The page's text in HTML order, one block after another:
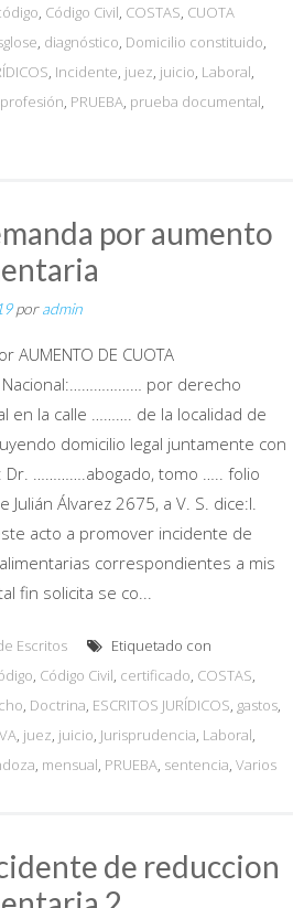
, Código Civil, COSTAS, CUOTA
, diagnóstico, Domicilio constituido,
, Incidente, juez, juicio, Laboral,
profesión, PRUEBA, prueba documental,
por aumento
poradmin
AUMENTO DE CUOTA
Nacional:……………… por derecho
en la calle ………. de la localidad de
domicilio legal juntamente con
Dr. ………….abogado, tomo ….. folio
Julián Álvarez 2675, a V. S. dice:I.
acto a promover incidente de
correspondientes a mis
fin solicita se co...
Escritos
Etiquetado con
, Código Civil, certificado, COSTAS,
, Doctrina, ESCRITOS JURÍDICOS, gastos,
, juez, juicio, Jurisprudencia, Laboral,
, mensual, PRUEBA, sentencia, Varios
de reduccion